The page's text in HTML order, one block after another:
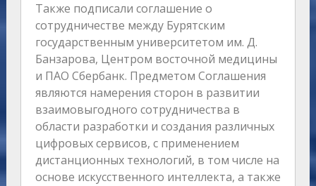
Также подписали соглашение о
сотрудничестве между Бурятским
государственным университетом им. Д.
Банзарова, Центром восточной медицины
и ПАО Сбербанк. Предметом Соглашения
являются намерения сторон в развитии
взаимовыгодного сотрудничества в
области разработки и создания различных
цифровых сервисов, с применением
дистанционных технологий, в том числе на
основе искусственного интеллекта, а также